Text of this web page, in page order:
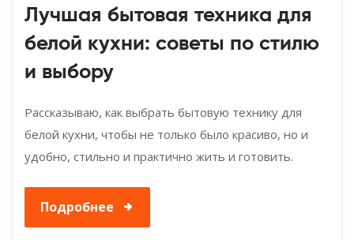
Лучшая бытовая техника для
белой кухни: советы по стилю
и выбору
Рассказываю, как выбрать бытовую технику для
белой кухни, чтобы не только было красиво, но и
удобно, стильно и практично жить и готовить.
Подробнее